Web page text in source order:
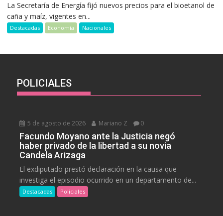
La Secretaría de Energía fijó nuevos precios para el bioetanol de
caña y maíz, vigentes en...
Destacadas Economía Nacionales
POLICIALES
5 de agosto de 2026 Mariano Z 0
Facundo Moyano ante la Justicia negó
haber privado de la libertad a su novia
Candela Arizaga
El exdiputado prestó declaración en la causa que
investiga el episodio ocurrido en un departamento de...
Destacadas Policiales